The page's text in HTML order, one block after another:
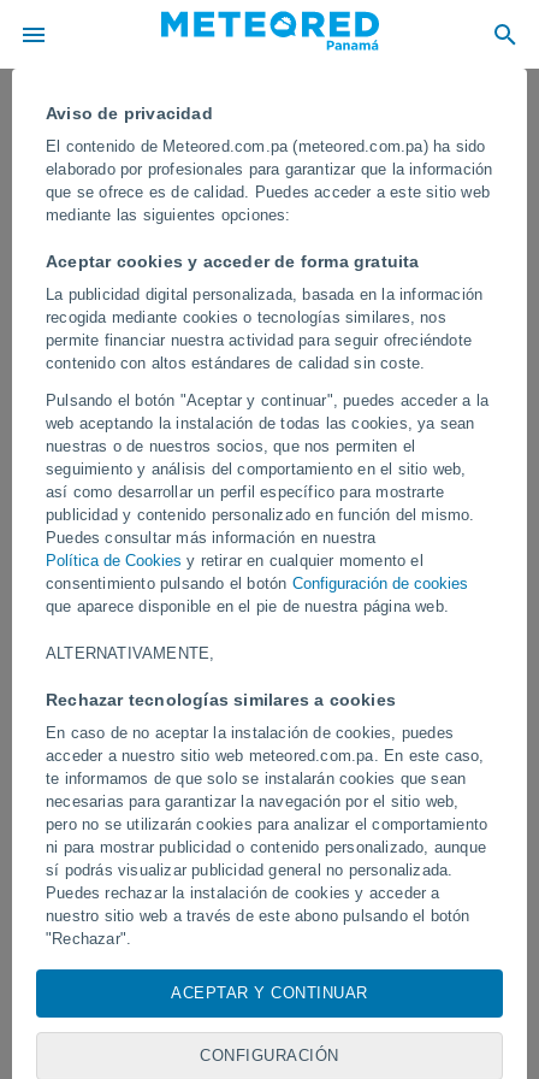
Aviso de privacidad
El contenido de Meteored.com.pa (meteored.com.pa) ha sido
elaborado por profesionales para garantizar que la información
que se ofrece es de calidad. Puedes acceder a este sitio web
mediante las siguientes opciones:
Aceptar cookies y acceder de forma gratuita
La publicidad digital personalizada, basada en la información
recogida mediante cookies o tecnologías similares, nos
permite financiar nuestra actividad para seguir ofreciéndote
contenido con altos estándares de calidad sin coste.
Pulsando el botón "Aceptar y continuar", puedes acceder a la
web aceptando la instalación de todas las cookies, ya sean
nuestras o de nuestros socios, que nos permiten el
seguimiento y análisis del comportamiento en el sitio web,
así como desarrollar un perfil específico para mostrarte
publicidad y contenido personalizado en función del mismo.
Puedes consultar más información en nuestra
Política de Cookies y retirar en cualquier momento el
consentimiento pulsando el botón Configuración de cookies
que aparece disponible en el pie de nuestra página web.
ALTERNATIVAMENTE,
Rechazar tecnologías similares a cookies
En caso de no aceptar la instalación de cookies, puedes
acceder a nuestro sitio web meteored.com.pa. En este caso,
te informamos de que solo se instalarán cookies que sean
necesarias para garantizar la navegación por el sitio web,
pero no se utilizarán cookies para analizar el comportamiento
ni para mostrar publicidad o contenido personalizado, aunque
sí podrás visualizar publicidad general no personalizada.
Puedes rechazar la instalación de cookies y acceder a
nuestro sitio web a través de este abono pulsando el botón
"Rechazar".
cookies, identificadores únicos o tecnologías similares para
almacenar, acceder y procesar datos personales como su
visita en este sitio web, las direcciones IP y los
ACEPTAR Y CONTINUAR
CONFIGURACIÓN
Una gran tormenta de granizo paraliza
Cislago, Italia
La intensa granizada impidió la circulación de personas y
vehículos durante unas horas, produciéndose además algunos
daños materiales en automóviles y viviendas.
Vídeos
Un enorme diablo de polvo fue
avistado en Zapponeta, Italia
Tornados y lluvias
Pelotas, Brasil.